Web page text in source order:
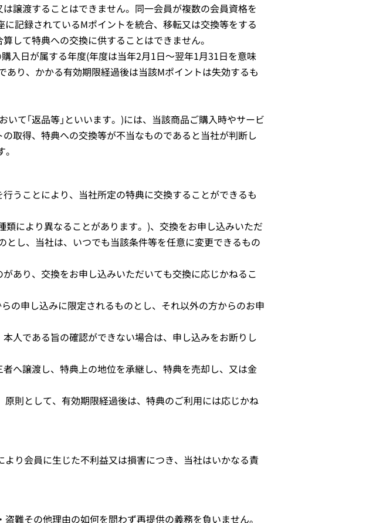
譲渡することはできません。同一会員が複数の会員資格を
記録されているMポイントを統合、移転又は交換等をする
して特典への交換に供することはできません。
入日が属する年度(年度は当年2月1日～翌年1月31日を意味
り、かかる有効期限経過後は当該Mポイントは失効するも
て｢返品等｣といいます。)には、当該商品ご購入時やサービ
取得、特典への交換等が不当なものであると当社が判断し
うことにより、当社所定の特典に交換することができるも
により異なることがあります。)、交換をお申し込みいただ
し、当社は、いつでも当該条件等を任意に変更できるもの
あり、交換をお申し込みいただいても交換に応じかねるこ
の申し込みに限定されるものとし、それ以外の方からのお申
人である旨の確認ができない場合は、申し込みをお断りし
へ譲渡し、特典上の地位を承継し、特典を売却し、又は金
則として、有効期限経過後は、特典のご利用には応じかね
り会員に生じた不利益又は損害につき、当社はいかなる責
難その他理由の如何を問わず再提供の義務を負いません。